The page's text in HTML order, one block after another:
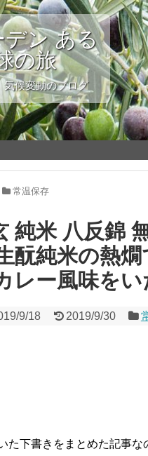
ン ある
の旅
気候変動のブログ
常温保存
純米 八反錦
酛純米の熱
レー風味をい
9/18 2019/9/30
た下書きをまとめた記事